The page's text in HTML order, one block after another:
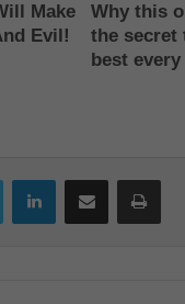
Twitter LinkedInShare via Email